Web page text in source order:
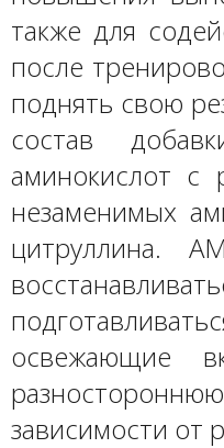
также для
после
поднять свою
состав
аминокислот с
незаменимых
цитруллина.
освежающие
зависимости от